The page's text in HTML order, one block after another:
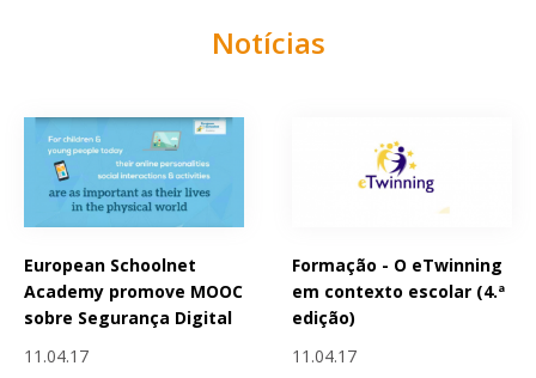
Notícias
European Schoolnet
Academy promove MOOC
sobre Segurança Digital
11.04.17
Formação - O eTwinning
em contexto escolar (4.ª
edição)
11.04.17
Páginas